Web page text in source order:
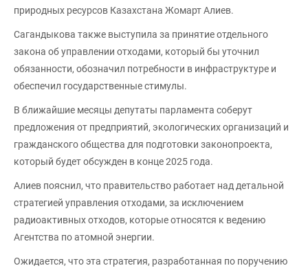
природных ресурсов Казахстана Жомарт Алиев.
Сагандыкова также выступила за принятие отдельного
закона об управлении отходами, который бы уточнил
обязанности, обозначил потребности в инфраструктуре и
обеспечил государственные стимулы.
В ближайшие месяцы депутаты парламента соберут
предложения от предприятий, экологических организаций и
гражданского общества для подготовки законопроекта,
который будет обсужден в конце 2025 года.
Алиев пояснил, что правительство работает над детальной
стратегией управления отходами, за исключением
радиоактивных отходов, которые относятся к ведению
Агентства по атомной энергии.
Ожидается, что эта стратегия, разработанная по поручению